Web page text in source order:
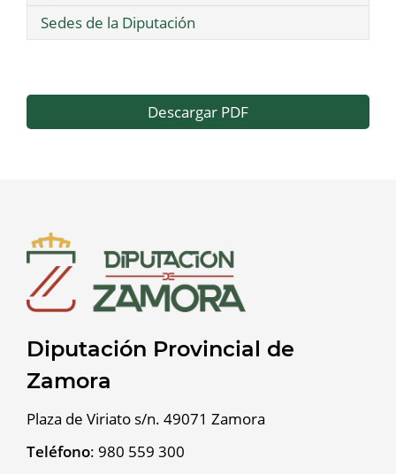
Sedes de la Diputación
Descargar PDF
Diputación Provincial de
Zamora
Plaza de Viriato s/n. 49071 Zamora
Teléfono: 980 559 300